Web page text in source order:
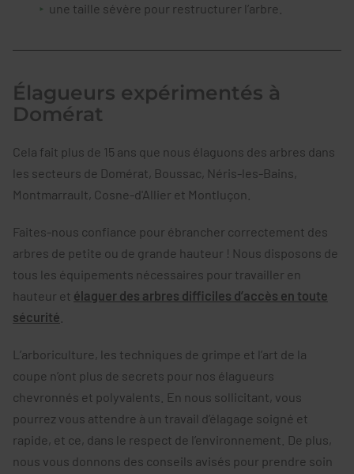
une taille sévère pour restructurer l’arbre.
Élagueurs expérimentés à
Domérat
Cela fait plus de 15 ans que nous élaguons des arbres dans
les secteurs de Domérat, Boussac, Néris-les-Bains,
Montmarrault, Cosne-d'Allier et Montluçon.
Faites-nous confiance pour ébrancher correctement des
arbres de petite ou de grande hauteur ! Nous disposons de
tous les équipements nécessaires pour travailler en
hauteur et élaguer des arbres difficiles d’accès en toute
sécurité
L’arboriculture, les techniques de grimpe et l’art de la
coupe n’ont plus de secrets pour nos élagueurs
chevronnés et polyvalents. En nous sollicitant, vous
pourrez vous attendre à un travail d’élagage soigné et
rapide, et ce, dans le respect de l’environnement. De plus,
nous vous donnons des conseils avisés pour prendre soin